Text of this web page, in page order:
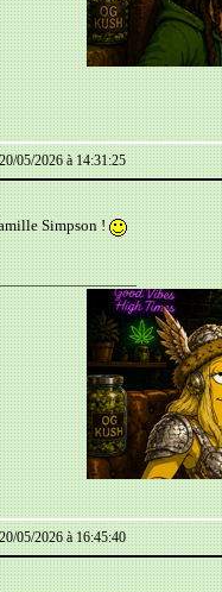
05/2026 à 14:31:25
Simpson !
05/2026 à 16:45:40